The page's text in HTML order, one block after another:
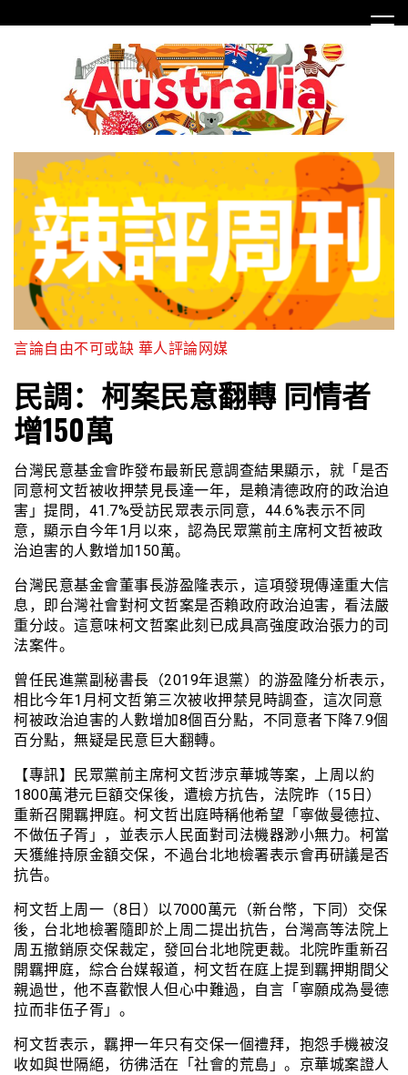
to
言論自由不可或缺 華人評論网媒
民調：柯案民意翻轉 同情者
增150萬
台灣民意基金會昨發布最新民意調查結果顯示，就「是否
同意柯文哲被收押禁見長達一年，是賴清德政府的政治迫
害」提問，41.7%受訪民眾表示同意，44.6%表示不同
意，顯示自今年1月以來，認為民眾黨前主席柯文哲被政
治迫害的人數增加150萬。
台灣民意基金會董事長游盈隆表示，這項發現傳達重大信
息，即台灣社會對柯文哲案是否賴政府政治迫害，看法嚴
重分歧。這意味柯文哲案此刻已成具高強度政治張力的司
法案件。
曾任民進黨副秘書長（2019年退黨）的游盈隆分析表示，
相比今年1月柯文哲第三次被收押禁見時調查，這次同意
柯被政治迫害的人數增加8個百分點，不同意者下降7.9個
百分點，無疑是民意巨大翻轉。
【專訊】民眾黨前主席柯文哲涉京華城等案，上周以約
1800萬港元巨額交保後，遭檢方抗告，法院昨（15日）
重新召開羈押庭。柯文哲出庭時稱他希望「寧做曼德拉、
不做伍子胥」，並表示人民面對司法機器渺小無力。柯當
天獲維持原金額交保，不過台北地檢署表示會再研議是否
抗告。
柯文哲上周一（8日）以7000萬元（新台幣，下同）交保
後，台北地檢署隨即於上周二提出抗告，台灣高等法院上
周五撤銷原交保裁定，發回台北地院更裁。北院昨重新召
開羈押庭，綜合台媒報道，柯文哲在庭上提到羈押期間父
親過世，他不喜歡恨人但心中難過，自言「寧願成為曼德
拉而非伍子胥」。
柯文哲表示，羈押一年只有交保一個禮拜，抱怨手機被沒
收如與世隔絕，彷彿活在「社會的荒島」。京華城案證人